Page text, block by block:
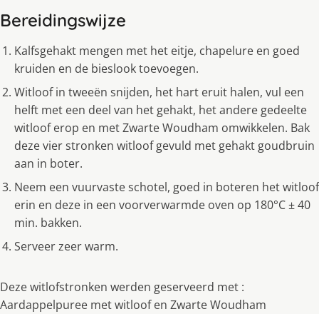
Bereidingswijze
Kalfsgehakt mengen met het eitje, chapelure en goed
kruiden en de bieslook toevoegen.
Witloof in tweeën snijden, het hart eruit halen, vul een
helft met een deel van het gehakt, het andere gedeelte
witloof erop en met Zwarte Woudham omwikkelen. Bak
deze vier stronken witloof gevuld met gehakt goudbruin
aan in boter.
Neem een vuurvaste schotel, goed in boteren het witloof
erin en deze in een voorverwarmde oven op 180°C ± 40
min. bakken.
Serveer zeer warm.
Deze witlofstronken werden geserveerd met :
Aardappelpuree met witloof en Zwarte Woudham